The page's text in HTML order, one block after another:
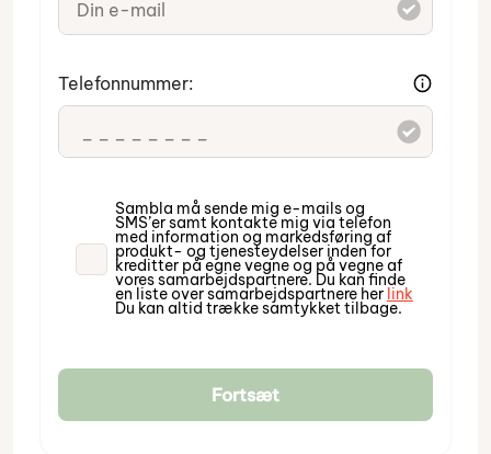
Telefonnummer:
Sambla må sende mig e-mails og
SMS’er samt kontakte mig via telefon
med information og markedsføring af
produkt- og tjenesteydelser inden for
kreditter på egne vegne og på vegne af
vores samarbejdspartnere. Du kan finde
en liste over samarbejdspartnere her link
Du kan altid trække samtykket tilbage.
Fortsæt